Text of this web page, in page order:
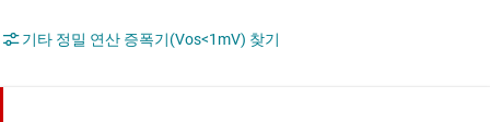
기타 정밀 연산 증폭기(Vos<1mV) 찾기